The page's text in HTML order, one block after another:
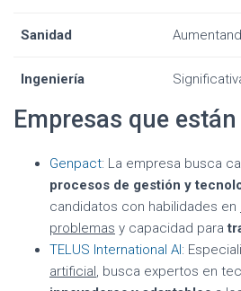
Sanidad
Ingeniería
Empresas que
Genpact: La empresa busca
procesos de gestión y
candidatos con habilidades en
problemas y capacidad para
TELUS International AI:
artificial, busca expertos en